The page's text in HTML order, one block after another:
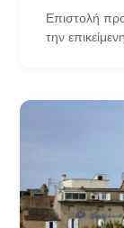
Επιστολή
την